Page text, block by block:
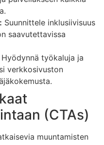
Suunnittele inklusiivisuus
saavutettavissa
Hyödynnä työkaluja ja
verkkosivuston
(CTAs)
muuntamisten